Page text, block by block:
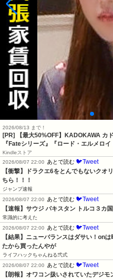
2026/08/13 まで！
[PR]
【最大50%OFF】KADOKAWA カ
『Fateシリーズ』『ロード・エルメロ
Kindleストア
2026/08/07 22:00
あとで読む 🐦Tweet
【衝撃】ドラクエ6をとんでもないクオ
ちら！！！
ジャンプ速報
2026/08/07 22:00
あとで読む 🐦Tweet
【速報】サウジ パキスタン トルコ３カ
常識的に考えた
2026/08/07 22:00
あとで読む 🐦Tweet
【結果】ニューバランスはダサい！on
たから買ったんやが
ライフハックちゃんねる弐式
2026/08/07 22:00
あとで読む 🐦Tweet
【朗報】オワコン扱いされていたデジ